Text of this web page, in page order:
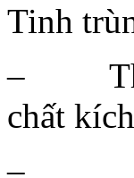
Tinh
–
chất
–